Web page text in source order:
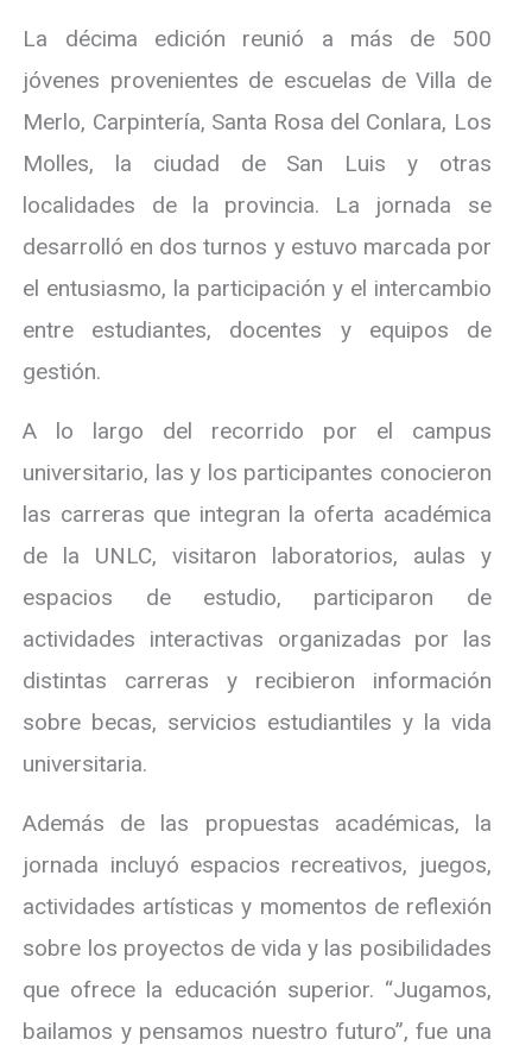
La décima edición reunió a más de 500
jóvenes provenientes de escuelas de Villa de
Merlo, Carpintería, Santa Rosa del Conlara, Los
Molles, la ciudad de San Luis y otras
localidades de la provincia. La jornada se
desarrolló en dos turnos y estuvo marcada por
el entusiasmo, la participación y el intercambio
entre estudiantes, docentes y equipos de
gestión.
A lo largo del recorrido por el campus
universitario, las y los participantes conocieron
las carreras que integran la oferta académica
de la UNLC, visitaron laboratorios, aulas y
espacios de estudio, participaron de
actividades interactivas organizadas por las
distintas carreras y recibieron información
sobre becas, servicios estudiantiles y la vida
universitaria.
Además de las propuestas académicas, la
jornada incluyó espacios recreativos, juegos,
actividades artísticas y momentos de reflexión
sobre los proyectos de vida y las posibilidades
que ofrece la educación superior. “Jugamos,
bailamos y pensamos nuestro futuro”, fue una